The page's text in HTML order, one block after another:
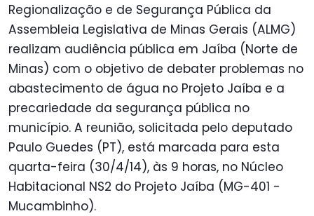
Regionalização e de Segurança Pública da
Assembleia Legislativa de Minas Gerais (ALMG)
realizam audiência pública em Jaíba (Norte de
Minas) com o objetivo de debater problemas no
abastecimento de água no Projeto Jaíba e a
precariedade da segurança pública no
município. A reunião, solicitada pelo deputado
Paulo Guedes (PT), está marcada para esta
quarta-feira (30/4/14), às 9 horas, no Núcleo
Habitacional NS2 do Projeto Jaíba (MG-401 -
Mucambinho).